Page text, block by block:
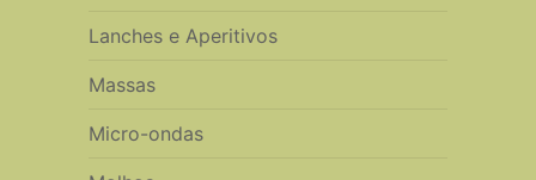
Lanches e Aperitivos
Massas
Micro-ondas